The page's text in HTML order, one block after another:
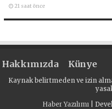
21 saat önce
Hakkımızda Künye
Kaynak belirtmeden ve izin
Haber Yazılımı |